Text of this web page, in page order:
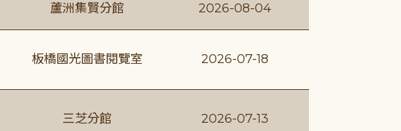
蘆洲集賢分館 2026-08-04
板橋國光圖書閱覽室 2026-07-18
三芝分館 2026-07-13